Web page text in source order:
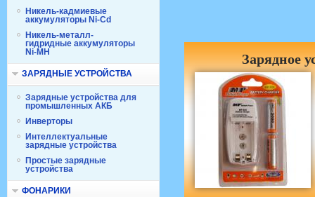
Никель-кадмиевые
аккумуляторы Ni-Cd
Никель-металл-
гидридные аккумуляторы
Ni-MH
ЗАРЯДНЫЕ УСТРОЙСТВА
Зарядные устройства для
промышленных АКБ
Инверторы
Интеллектуальные
зарядные устройства
Простые зарядные
устройства
ФОНАРИКИ
Зарядное